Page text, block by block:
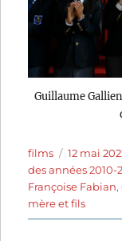
Guillaume
Auteur
films
Publié
le
12 mai
des années 2010-
Françoise Fabian,
mère et fils